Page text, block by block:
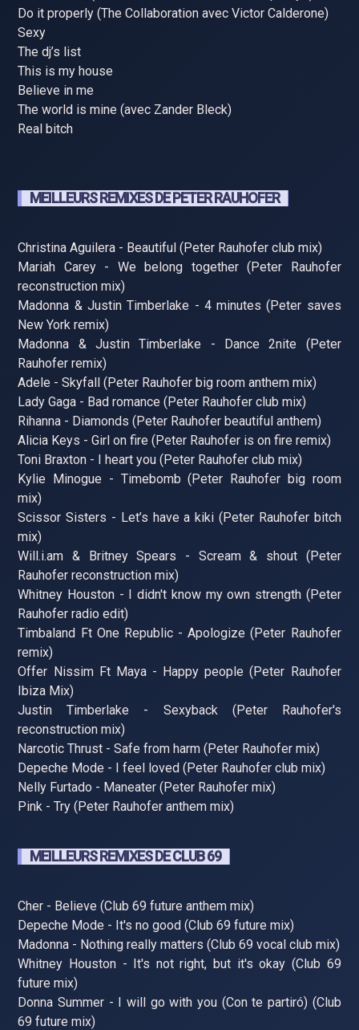
Do it properly (The Collaboration avec Victor Calderone)
Sexy
The dj’s list
This is my house
Believe in me
The world is mine (avec Zander Bleck)
Real bitch
MEILLEURS REMIXES DE PETER RAUHOFER
Christina Aguilera - Beautiful (Peter Rauhofer club mix)
Mariah Carey - We belong together (Peter Rauhofer
reconstruction mix)
Madonna & Justin Timberlake - 4 minutes (Peter saves
New York remix)
Madonna & Justin Timberlake - Dance 2nite (Peter
Rauhofer remix)
Adele - Skyfall (Peter Rauhofer big room anthem mix)
Lady Gaga - Bad romance (Peter Rauhofer club mix)
Rihanna - Diamonds (Peter Rauhofer beautiful anthem)
Alicia Keys - Girl on fire (Peter Rauhofer is on fire remix)
Toni Braxton - I heart you (Peter Rauhofer club mix)
Kylie Minogue - Timebomb (Peter Rauhofer big room
mix)
Scissor Sisters - Let’s have a kiki (Peter Rauhofer bitch
mix)
Will.i.am & Britney Spears - Scream & shout (Peter
Rauhofer reconstruction mix)
Whitney Houston - I didn't know my own strength (Peter
Rauhofer radio edit)
Timbaland Ft One Republic - Apologize (Peter Rauhofer
remix)
Offer Nissim Ft Maya - Happy people (Peter Rauhofer
Ibiza Mix)
Justin Timberlake - Sexyback (Peter Rauhofer's
reconstruction mix)
Narcotic Thrust - Safe from harm (Peter Rauhofer mix)
Depeche Mode - I feel loved (Peter Rauhofer club mix)
Nelly Furtado - Maneater (Peter Rauhofer mix)
Pink - Try (Peter Rauhofer anthem mix)
MEILLEURS REMIXES DE CLUB 69
Cher - Believe (Club 69 future anthem mix)
Depeche Mode - It's no good (Club 69 future mix)
Madonna - Nothing really matters (Club 69 vocal club mix)
Whitney Houston - It's not right, but it's okay (Club 69
future mix)
Donna Summer - I will go with you (Con te partiró) (Club
69 future mix)